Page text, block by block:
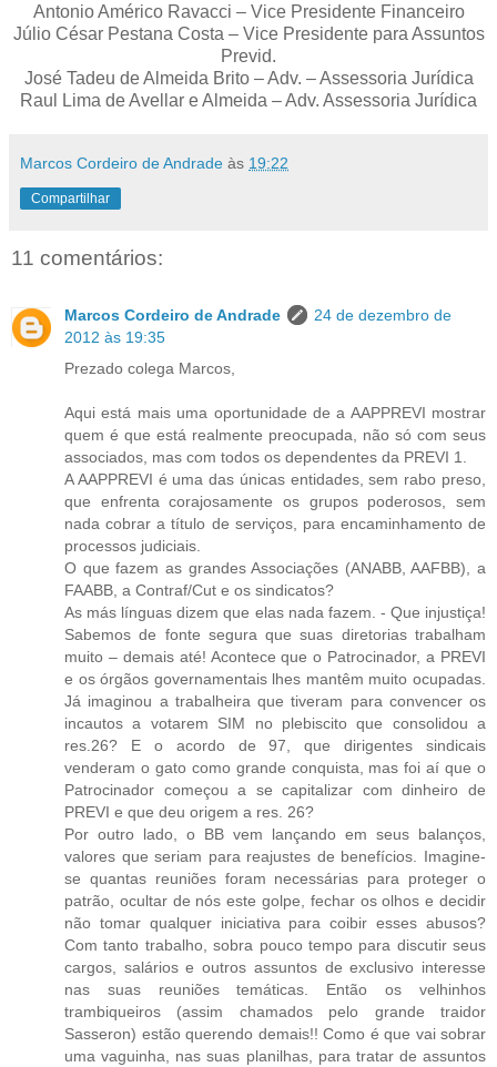
Antonio Américo Ravacci – Vice Presidente Financeiro
Júlio César Pestana Costa – Vice Presidente para Assuntos
Previd.
José Tadeu de Almeida Brito – Adv. – Assessoria Jurídica
Raul Lima de Avellar e Almeida – Adv. Assessoria Jurídica
Marcos Cordeiro de Andrade às 19:22
Compartilhar
11 comentários:
Marcos Cordeiro de Andrade
24 de dezembro de
2012 às 19:35
Prezado colega Marcos,
Aqui está mais uma oportunidade de a AAPPREVI mostrar
quem é que está realmente preocupada, não só com seus
associados, mas com todos os dependentes da PREVI 1.
A AAPPREVI é uma das únicas entidades, sem rabo preso,
que enfrenta corajosamente os grupos poderosos, sem
nada cobrar a título de serviços, para encaminhamento de
processos judiciais.
O que fazem as grandes Associações (ANABB, AAFBB), a
FAABB, a Contraf/Cut e os sindicatos?
As más línguas dizem que elas nada fazem. - Que injustiça!
Sabemos de fonte segura que suas diretorias trabalham
muito – demais até! Acontece que o Patrocinador, a PREVI
e os órgãos governamentais lhes mantêm muito ocupadas.
Já imaginou a trabalheira que tiveram para convencer os
incautos a votarem SIM no plebiscito que consolidou a
res.26? E o acordo de 97, que dirigentes sindicais
venderam o gato como grande conquista, mas foi aí que o
Patrocinador começou a se capitalizar com dinheiro de
PREVI e que deu origem a res. 26?
Por outro lado, o BB vem lançando em seus balanços,
valores que seriam para reajustes de benefícios. Imagine-
se quantas reuniões foram necessárias para proteger o
patrão, ocultar de nós este golpe, fechar os olhos e decidir
não tomar qualquer iniciativa para coibir esses abusos?
Com tanto trabalho, sobra pouco tempo para discutir seus
cargos, salários e outros assuntos de exclusivo interesse
nas suas reuniões temáticas. Então os velhinhos
trambiqueiros (assim chamados pelo grande traidor
Sasseron) estão querendo demais!! Como é que vai sobrar
uma vaguinha, nas suas planilhas, para tratar de assuntos